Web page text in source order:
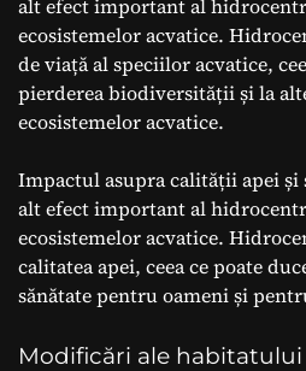
alt efect important al
ecosistemelor acvatice.
de viață al speciilor acvatice,
pierderea biodiversității și la
ecosistemelor acvatice.
Impactul asupra calității apei și
alt efect important al
ecosistemelor acvatice.
calitatea apei, ceea ce poate
sănătate pentru oameni și
Modificări ale habitatului